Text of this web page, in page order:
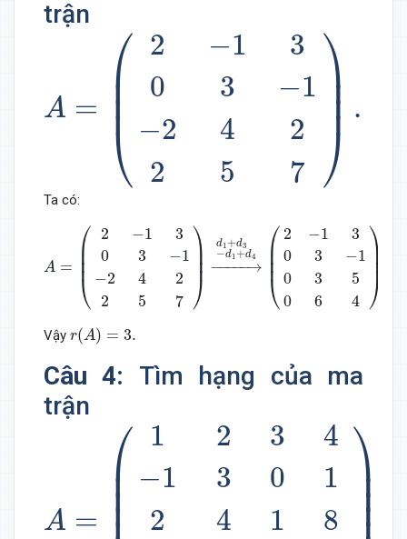
trận
A =
⎛
⎜
⎜
⎜
⎝
2 −1
3
0
3 −1
−2 4
2
2
5 7
⎞
⎟
⎟
⎟
⎠
.
A=( 1 30 − 22 5
Ta có:
A =
⎛
⎜ ⎜ ⎜⎝
2 −1
3
0
3 −1
−2 4
2
2
5 7
⎞⎟ ⎟
⎟
⎠
d1 +d3
−d1 +d4
−−−−−→
⎛
⎜ ⎜ ⎜⎝
2 −1
3
0
3 −1
0
3
5
0
6 4
⎞⎟ ⎟ ⎟
⎠
1 30 −2 2 57 − d1 4( 13 0
Vậy r(A) = 3.
(A)=
Câu 4: Tìm hạng của ma
trận
A =
⎛
⎜
⎜
⎜
1 2 3
4
−1 3 0
1
2
4 1
8
⎞
⎟
⎟
⎟
A=( 3 4− 01 41 17 6